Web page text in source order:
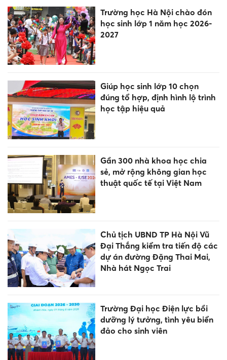
Trường học Hà Nội chào đón
học sinh lớp 1 năm học 2026-
2027
Giúp học sinh lớp 10 chọn
đúng tổ hợp, định hình lộ trình
học tập hiệu quả
Gần 300 nhà khoa học chia
sẻ, mở rộng không gian học
thuật quốc tế tại Việt Nam
Chủ tịch UBND TP Hà Nội Vũ
Đại Thắng kiểm tra tiến độ các
dự án đường Đặng Thai Mai,
Nhà hát Ngọc Trai
Trường Đại học Điện lực bồi
dưỡng lý tưởng, tình yêu biển
đảo cho sinh viên